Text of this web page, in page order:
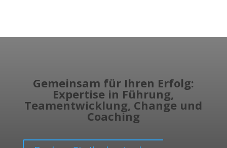
Gemeinsam für Ihren Erfolg:
Expertise in Führung,
Teamentwicklung, Change und
Coaching